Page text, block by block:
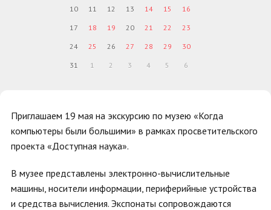
Приглашаем 19 мая на экскурсию по музею «Когда
компьютеры были большими» в рамках просветительского
проекта «Доступная наука».
В музее представлены электронно-вычислительные
машины, носители информации, периферийные устройства
и средства вычисления. Экспонаты сопровождаются
10 11 12 13 14 15 16
17 18 19 20 21 22 23
24 25 26 27 28 29 30
31 1 2 3 4 5 6